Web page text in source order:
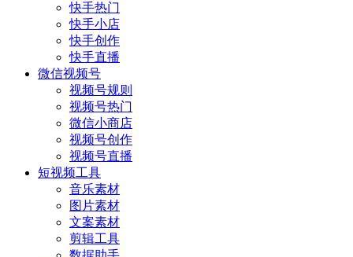
快手热门
快手小店
快手创作
快手直播
微信视频号
视频号规则
视频号热门
微信小商店
视频号创作
视频号直播
短视频工具
音乐素材
图片素材
文案素材
剪辑工具